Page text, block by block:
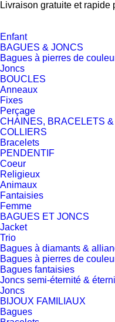
Livraison gratuite et rapide
Enfant
BAGUES & JONCS
Bagues à pierres de
Joncs
BOUCLES
Anneaux
Fixes
Perçage
CHAINES, BRACELETS
COLLIERS
Bracelets
PENDENTIF
Coeur
Religieux
Animaux
Fantaisies
Femme
BAGUES ET JONCS
Jacket
Trio
Bagues à diamants &
Bagues à pierres de
Bagues fantaisies
Joncs semi-éternité &
Joncs
BIJOUX FAMILIAUX
Bagues